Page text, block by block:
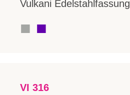
Vulkani Edelstahlfassung
■ ■
VI 316